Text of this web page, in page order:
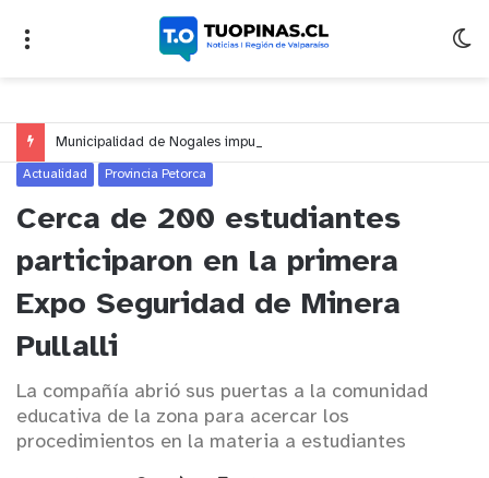
Actualidad Provincia Petorca
Cerca de 200 estudiantes
participaron en la primera
Expo Seguridad de Minera
Pullalli
La compañía abrió sus puertas a la comunidad
educativa de la zona para acercar los
procedimientos en la materia a estudiantes